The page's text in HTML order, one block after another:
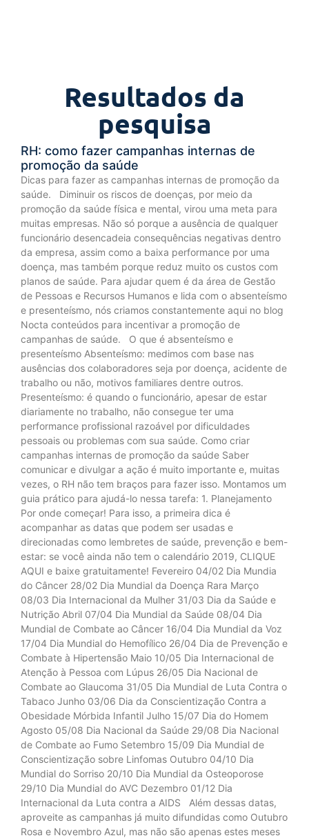
Resultados da
pesquisa
RH: como fazer campanhas internas de
promoção da saúde
Dicas para fazer as campanhas internas de promoção da
saúde. Diminuir os riscos de doenças, por meio da
promoção da saúde física e mental, virou uma meta para
muitas empresas. Não só porque a ausência de qualquer
funcionário desencadeia consequências negativas dentro
da empresa, assim como a baixa performance por uma
doença, mas também porque reduz muito os custos com
planos de saúde. Para ajudar quem é da área de Gestão
de Pessoas e Recursos Humanos e lida com o absenteísmo
e presenteísmo, nós criamos constantemente aqui no blog
Nocta conteúdos para incentivar a promoção de
campanhas de saúde. O que é absenteísmo e
presenteísmo Absenteísmo: medimos com base nas
ausências dos colaboradores seja por doença, acidente de
trabalho ou não, motivos familiares dentre outros.
Presenteísmo: é quando o funcionário, apesar de estar
diariamente no trabalho, não consegue ter uma
performance profissional razoável por dificuldades
pessoais ou problemas com sua saúde. Como criar
campanhas internas de promoção da saúde Saber
comunicar e divulgar a ação é muito importante e, muitas
vezes, o RH não tem braços para fazer isso. Montamos um
guia prático para ajudá-lo nessa tarefa: 1. Planejamento
Por onde começar! Para isso, a primeira dica é
acompanhar as datas que podem ser usadas e
direcionadas como lembretes de saúde, prevenção e bem-
estar: se você ainda não tem o calendário 2019, CLIQUE
AQUI e baixe gratuitamente! Fevereiro 04/02 Dia Mundia
do Câncer 28/02 Dia Mundial da Doença Rara Março
08/03 Dia Internacional da Mulher 31/03 Dia da Saúde e
Nutrição Abril 07/04 Dia Mundial da Saúde 08/04 Dia
Mundial de Combate ao Câncer 16/04 Dia Mundial da Voz
17/04 Dia Mundial do Hemofílico 26/04 Dia de Prevenção e
Combate à Hipertensão Maio 10/05 Dia Internacional de
Atenção à Pessoa com Lúpus 26/05 Dia Nacional de
Combate ao Glaucoma 31/05 Dia Mundial de Luta Contra o
Tabaco Junho 03/06 Dia da Conscientização Contra a
Obesidade Mórbida Infantil Julho 15/07 Dia do Homem
Agosto 05/08 Dia Nacional da Saúde 29/08 Dia Nacional
de Combate ao Fumo Setembro 15/09 Dia Mundial de
Conscientização sobre Linfomas Outubro 04/10 Dia
Mundial do Sorriso 20/10 Dia Mundial da Osteoporose
29/10 Dia Mundial do AVC Dezembro 01/12 Dia
Internacional da Luta contra a AIDS Além dessas datas,
aproveite as campanhas já muito difundidas como Outubro
Rosa e Novembro Azul, mas não são apenas estes meses